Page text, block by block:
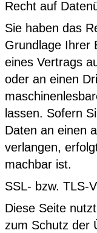
Recht auf
Sie haben das
Grundlage Ihrer
eines Vertrags
oder an einen
lassen. Sofern
Daten an einen
verlangen,
machbar ist.
SSL- bzw. TLS-
Diese Seite
zum Schutz der